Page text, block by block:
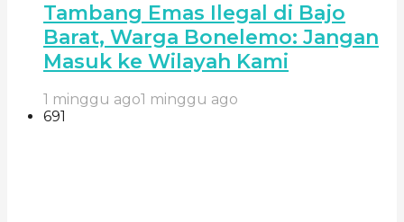
Tambang Emas Ilegal di Bajo
Barat, Warga Bonelemo: Jangan
Masuk ke Wilayah Kami
1 minggu ago1 minggu ago
691